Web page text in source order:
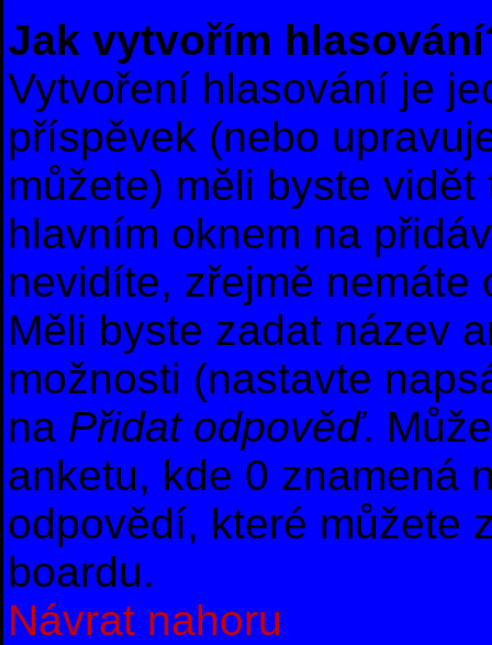
Jak vytvořím
Vytvoření hlasování je
příspěvek (nebo
můžete) měli byste
hlavním oknem na
nevidíte, zřejmě
Měli byste zadat název
možnosti (nastavte
na Přidat odpověď.
anketu, kde 0 znamená
odpovědí, které můžete
boardu.
Návrat nahoru